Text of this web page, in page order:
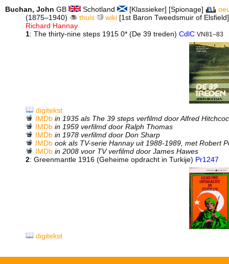
Buchan, John GB Schotland [Klassieker] [Spionage]
(1875–1940)
thuis wiki[1st Baron Tweedsmuir of Elsfield]
Richard Hannay
1: The thirty-nine steps 1915 0* (De 39 treden) CdlC VN81–83
digitekst
IMDb in 1935 als The 39 steps verfilmd door Alfred
IMDb in 1959 verfilmd door Ralph Thomas
IMDb in 1978 verfilmd door Don Sharp
IMDb ook als TV-serie Hannay uit 1988-1989, met Robert
IMDb in 2008 voor TV verfilmd door James Hawes
2: Greenmantle 1916 (Geheime opdracht in Turkije) Pr1247
digitekst